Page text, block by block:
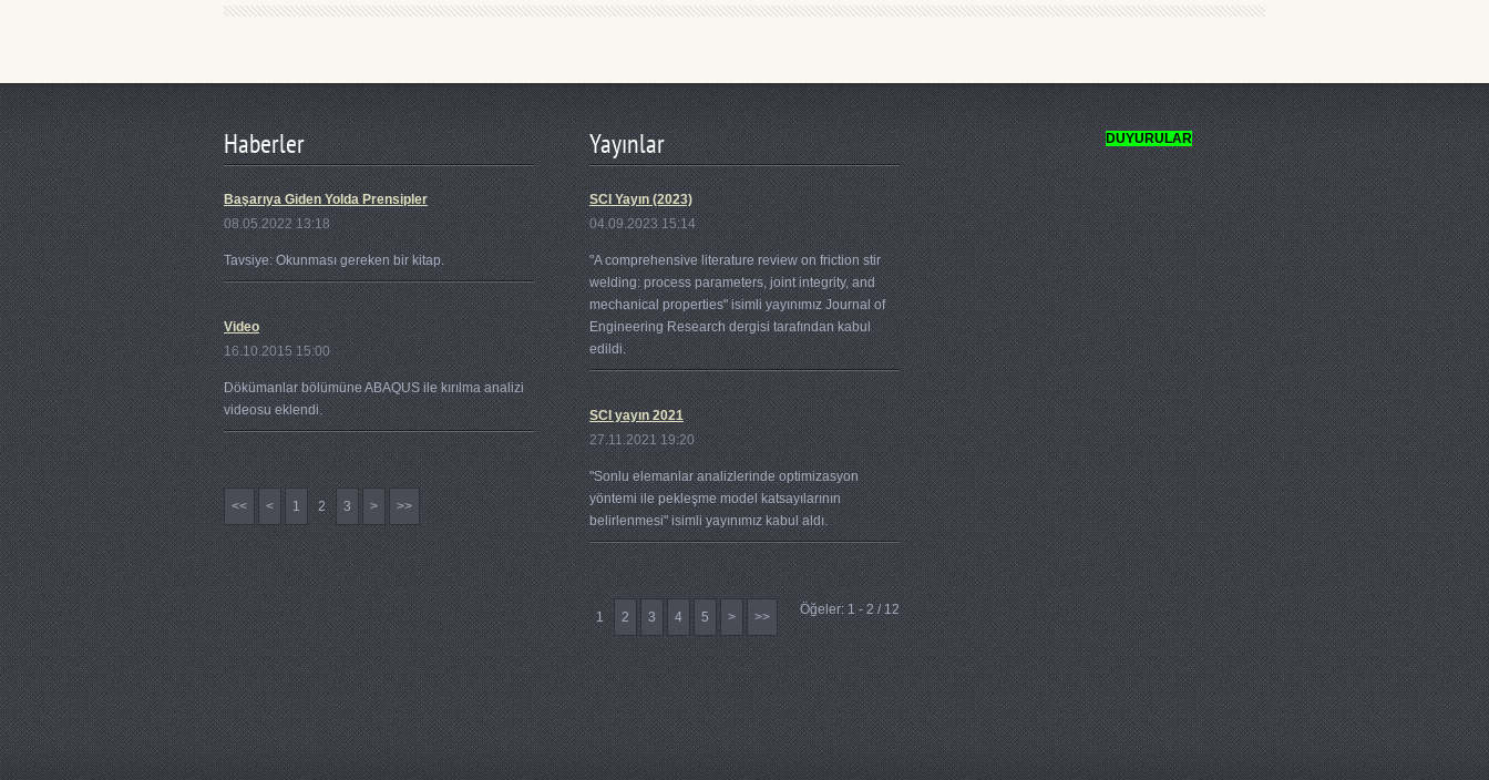
Haberler
Başarıya Giden Yolda Prensipler
08.05.2022 13:18
Tavsiye: Okunması gereken bir kitap.
Video
16.10.2015 15:00
Dökümanlar bölümüne ABAQUS ile kırılma analizi
videosu eklendi.
<< < 1 2 3 > >>
Yayınlar
SCI Yayın (2023)
04.09.2023 15:14
"A comprehensive literature review on friction stir
welding: process parameters, joint integrity, and
mechanical properties" isimli yayınımız Journal of
Engineering Research dergisi tarafından kabul
edildi.
SCI yayın 2021
27.11.2021 19:20
"Sonlu elemanlar analizlerinde optimizasyon
yöntemi ile pekleşme model katsayılarının
belirlenmesi" isimli yayınımız kabul aldı.
Öğeler: 1 - 2 / 12
1 2 3 4 5 > >>
DUYURULAR
ODTÜ'denücretsiz sertfikalı dersler.
Genel Bilgiler kısmınaMühendislik
Programları Ücretsiz Öğrenci Sürümleri
indirme bağlantıları eklenmişir.
Dökümanlar bölümüneABAQUSile kırılma
analizi video' su eklendi.
Yönetmelik hükümlerine uymayan idareye,
HUKUKgereken dersi vermiştir.